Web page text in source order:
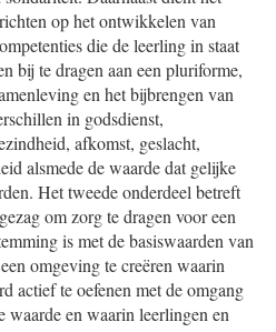
op het ontwikkelen van
die de leerling in staat
bij te dragen aan een pluriforme,
en het bijbrengen van
in godsdienst,
afkomst, geslacht,
alsmede de waarde dat gelijke
Het tweede onderdeel betreft
om zorg te dragen voor een
is met de basiswaarden van
omgeving te creëren waarin
actief te oefenen met de omgang
waarde en waarin leerlingen en